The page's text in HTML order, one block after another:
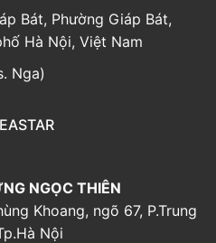
Bát, Phường Giáp Bát,
Hà Nội, Việt Nam
Nga)
NGỌC THIÊN
Khoang, ngõ 67, P.Trung
Nội